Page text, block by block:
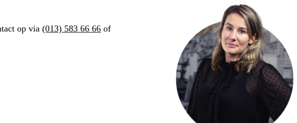
op via (013) 583 66 66 of